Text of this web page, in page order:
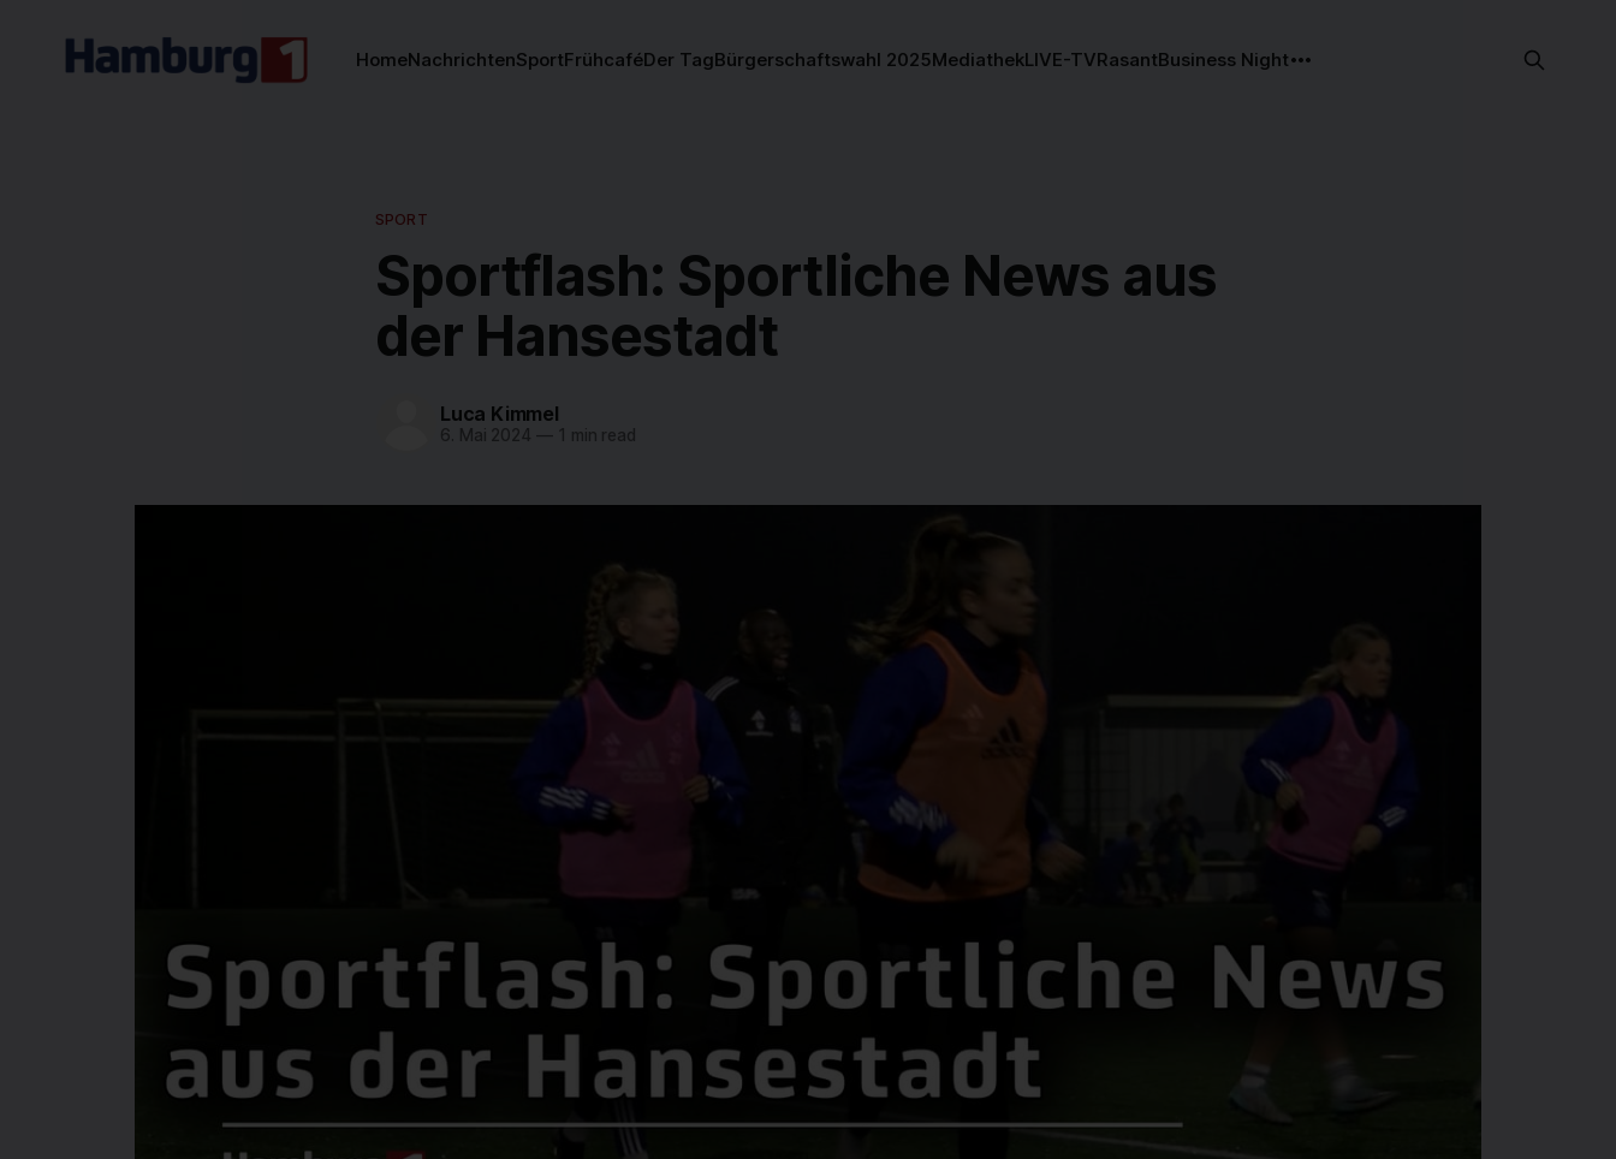
HomeNachrichtenSportFrühcaféDer TagBürgerschaftswahl 2025MediathekLIVE-TVRasantBusiness Night
SPORT
Sportflash: Sportliche News aus
der Hansestadt
Luca Kimmel
6. Mai 2024 —1 min read